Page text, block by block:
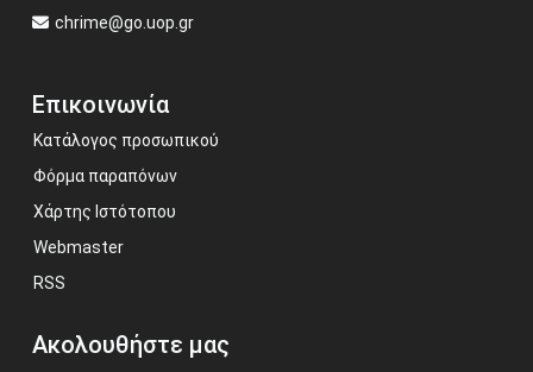
chrime@go.uop.gr
Επικοινωνία
Κατάλογος προσωπικού
Φόρμα παραπόνων
Χάρτης Ιστότοπου
Webmaster
RSS
Ακολουθήστε μας